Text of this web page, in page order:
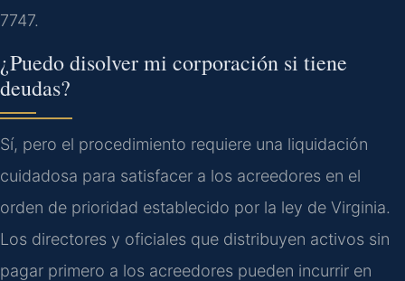
7747.
¿Puedo disolver mi corporación si tiene
deudas?
Sí, pero el procedimiento requiere una liquidación
cuidadosa para satisfacer a los acreedores en el
orden de prioridad establecido por la ley de Virginia.
Los directores y oficiales que distribuyen activos sin
pagar primero a los acreedores pueden incurrir en